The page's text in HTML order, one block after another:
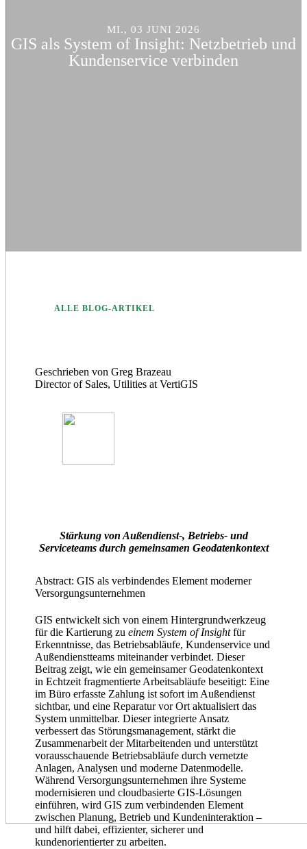
MI., 03 JUNI 2026
GIS als System of Insight: Netzbetrieb und
Kundenservice verbinden
ALLE BLOG-ARTIKEL
Geschrieben von Greg Brazeau
Director of Sales, Utilities at VertiGIS
Stärkung von Außendienst-, Betriebs- und
Serviceteams durch gemeinsamen Geodatenkontext
Abstract: GIS als verbindendes Element moderner
Versorgungsunternehmen
GIS entwickelt sich von einem Hintergrundwerkzeug
für die Kartierung zueinem System of Insightfür
Erkenntnisse, das Betriebsabläufe, Kundenservice und
Außendienstteams miteinander verbindet. Dieser
Beitrag zeigt, wie ein gemeinsamer Geodatenkontext
in Echtzeit fragmentierte Arbeitsabläufe beseitigt: Eine
im Büro erfasste Zahlung ist sofort im Außendienst
sichtbar, und eine Reparatur vor Ort aktualisiert das
System unmittelbar. Dieser integrierte Ansatz
verbessert das Störungsmanagement, stärkt die
Zusammenarbeit der Mitarbeitenden und unterstützt
vorausschauende Betriebsabläufe durch vernetzte
Anlagen, Analysen und moderne Datenmodelle.
Während Versorgungsunternehmen ihre Systeme
modernisieren und cloudbasierte GIS-Lösungen
einführen, wird GIS zum verbindenden Element
zwischen Planung, Betrieb und Kundeninteraktion –
und hilft dabei, effizienter, sicherer und
kundenorientierter zu arbeiten.